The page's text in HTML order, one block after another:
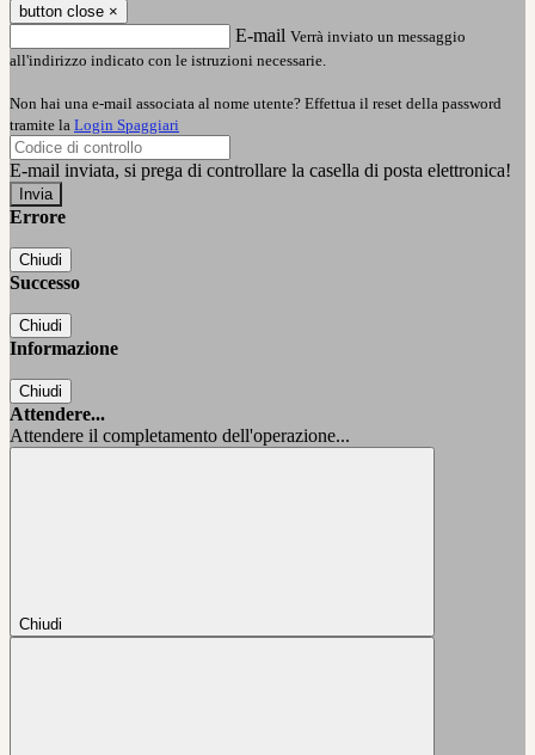
button close ×
E-mail Verrà inviato un messaggio
all'indirizzo indicato con le istruzioni necessarie.
Non hai una e-mail associata al nome utente? Effettua il reset della password
tramite la Login Spaggiari
E-mail inviata, si prega di controllare la casella di posta elettronica!
Errore
Chiudi
Successo
Chiudi
Informazione
Chiudi
Attendere...
Attendere il completamento dell'operazione...
Chiudi